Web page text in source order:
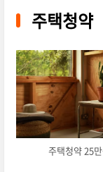
주택청약
주택청약 25